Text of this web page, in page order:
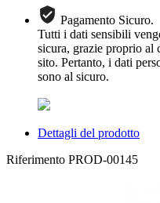
Pagamento Sicuro.
Tutti i dati sensibili
sicura, grazie proprio al
sito. Pertanto, i dati
sono al sicuro.
Dettagli del prodotto
Riferimento PROD-00145